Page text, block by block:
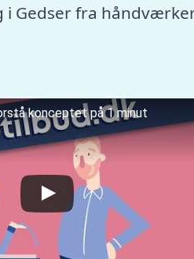
Gedser fra
konceptet på 1 minut